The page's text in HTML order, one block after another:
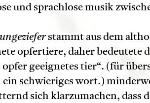
und sprachlose musik
ungezieferstammt aus dem
opfertiere, daher bedeutete
opfer geeignetes tier“. (für
ein schwieriges wort.)
sich klarzumachen, dass